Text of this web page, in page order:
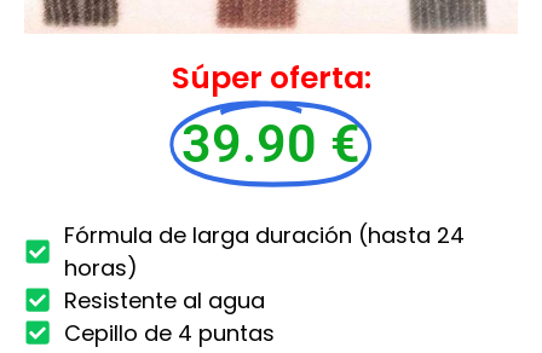
Súper oferta:
39.90 €
Fórmula de larga duración (hasta 24
horas)
Resistente al agua
Cepillo de 4 puntas